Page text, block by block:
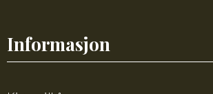
Informasjon